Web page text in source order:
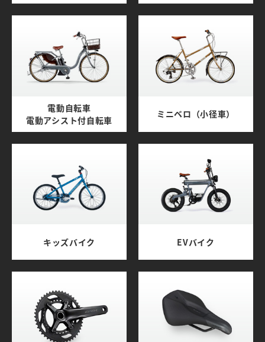
電動自転車
電動アシスト付自転車
ミニベロ（小径車）
キッズバイク EVバイク